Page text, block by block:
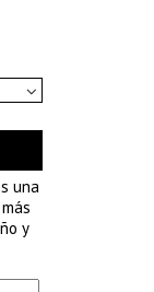
una
y